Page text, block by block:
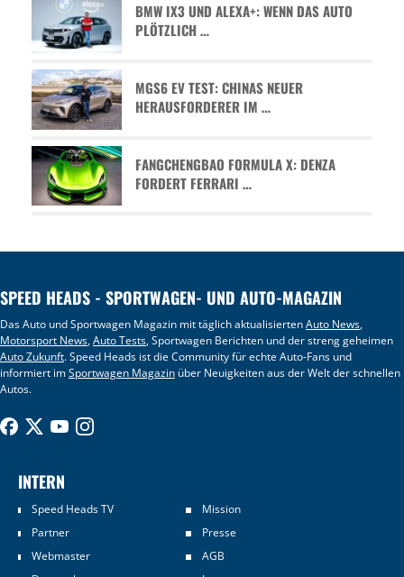
BMW IX3 UND ALEXA+: WENN DAS AUTO
PLÖTZLICH …
MGS6 EV TEST: CHINAS NEUER
HERAUSFORDERER IM …
FANGCHENGBAO FORMULA X: DENZA
FORDERT FERRARI …
SPEED HEADS - SPORTWAGEN- UND AUTO-MAGAZIN
Das Auto und Sportwagen Magazin mit täglich aktualisiertenAuto News,
Motorsport News,Auto Tests, Sportwagen Berichten und der streng geheimen
Auto Zukunft. Speed Heads ist die Community für echte Auto-Fans und
informiert imSportwagen Magazin über Neuigkeiten aus der Welt der schnellen
Autos.
INTERN
Speed Heads TV
Mission
Partner
Presse
Webmaster
AGB